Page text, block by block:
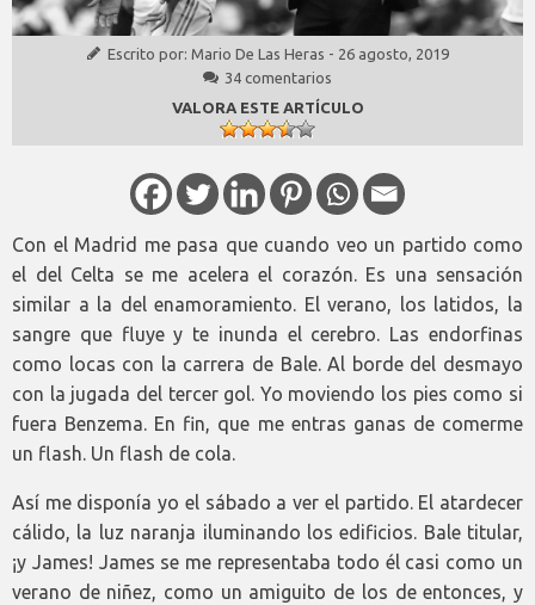
Escrito por: Mario De Las Heras - 26 agosto, 2019
34 comentarios
VALORA ESTE ARTÍCULO
Con el Madrid me pasa que cuando veo un partido como
el del Celta se me acelera el corazón. Es una sensación
similar a la del enamoramiento. El verano, los latidos, la
sangre que fluye y te inunda el cerebro. Las endorfinas
como locas con la carrera de Bale. Al borde del desmayo
con la jugada del tercer gol. Yo moviendo los pies como si
fuera Benzema. En fin, que me entras ganas de comerme
un flash. Un flash de cola.
Así me disponía yo el sábado a ver el partido. El atardecer
cálido, la luz naranja iluminando los edificios. Bale titular,
¡y James! James se me representaba todo él casi como un
verano de niñez, como un amiguito de los de entonces, y